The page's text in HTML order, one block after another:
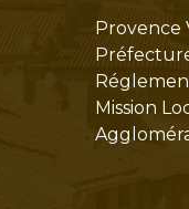
Provence
Mission